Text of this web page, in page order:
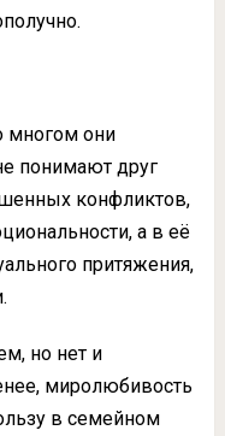
многом они
понимают друг
конфликтов,
а в её
притяжения,
но нет и
миролюбивость
в семейном